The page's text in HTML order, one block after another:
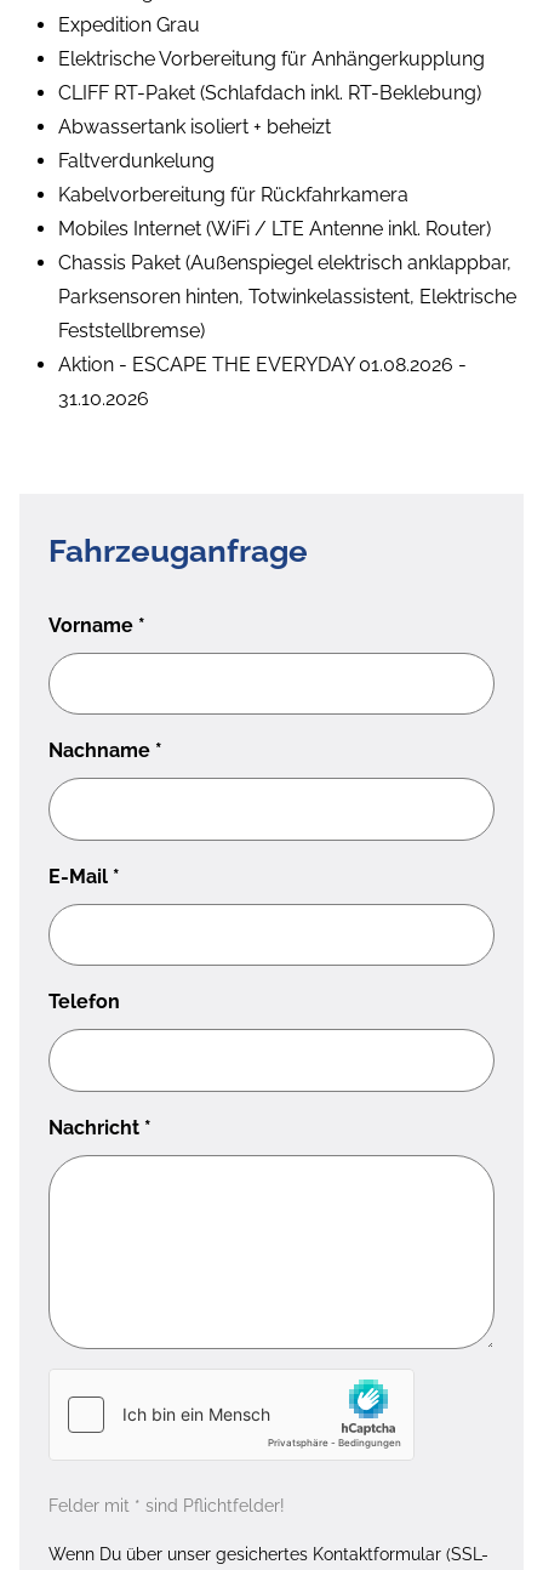
Expedition Grau
Elektrische Vorbereitung für Anhängerkupplung
CLIFF RT-Paket (Schlafdach inkl. RT-Beklebung)
Abwassertank isoliert + beheizt
Faltverdunkelung
Kabelvorbereitung für Rückfahrkamera
Mobiles Internet (WiFi / LTE Antenne inkl. Router)
Chassis Paket (Außenspiegel elektrisch anklappbar,
Parksensoren hinten, Totwinkelassistent, Elektrische
Feststellbremse)
Aktion - ESCAPE THE EVERYDAY 01.08.2026 -
31.10.2026
Fahrzeuganfrage
Vorname *
Nachname *
E-Mail *
Telefon
Nachricht *
Felder mit * sind Pflichtfelder!
Wenn Du über unser gesichertes Kontaktformular (SSL-